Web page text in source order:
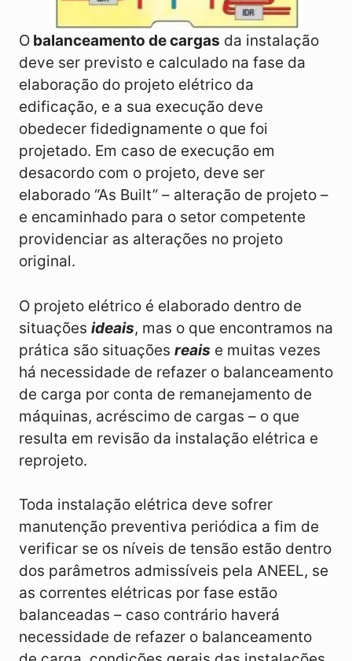
O balanceamento de cargas da instalação
deve ser previsto e calculado na fase da
elaboração do projeto elétrico da
edificação, e a sua execução deve
obedecer fidedignamente o que foi
projetado. Em caso de execução em
desacordo com o projeto, deve ser
elaborado “As Built” – alteração de projeto –
e encaminhado para o setor competente
providenciar as alterações no projeto
original.
O projeto elétrico é elaborado dentro de
situações ideais, mas o que encontramos na
prática são situações reais e muitas vezes
há necessidade de refazer o balanceamento
de carga por conta de remanejamento de
máquinas, acréscimo de cargas – o que
resulta em revisão da instalação elétrica e
reprojeto.
Toda instalação elétrica deve sofrer
manutenção preventiva periódica a fim de
verificar se os níveis de tensão estão dentro
dos parâmetros admissíveis pela ANEEL, se
as correntes elétricas por fase estão
balanceadas – caso contrário haverá
necessidade de refazer o balanceamento